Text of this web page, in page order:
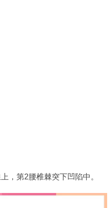
，第2腰椎棘突下凹陷中。